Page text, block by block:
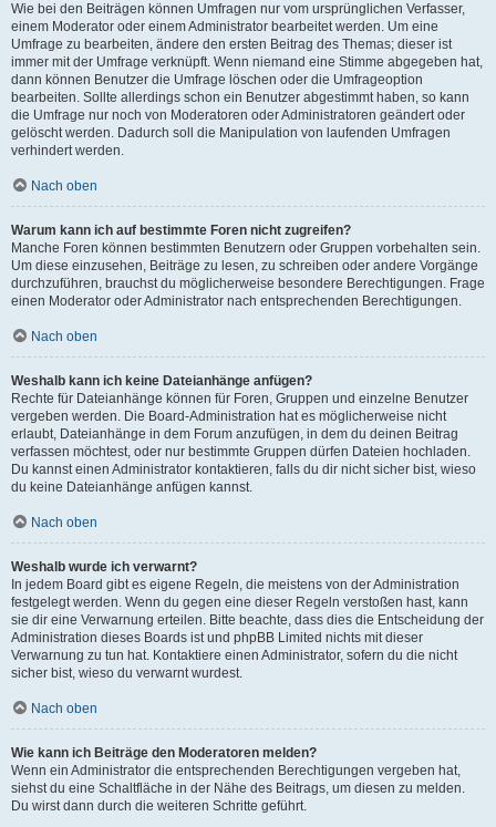
Wie bei den Beiträgen können Umfragen nur vom ursprünglichen Verfasser,
einem Moderator oder einem Administrator bearbeitet werden. Um eine
Umfrage zu bearbeiten, ändere den ersten Beitrag des Themas; dieser ist
immer mit der Umfrage verknüpft. Wenn niemand eine Stimme abgegeben hat,
dann können Benutzer die Umfrage löschen oder die Umfrageoption
bearbeiten. Sollte allerdings schon ein Benutzer abgestimmt haben, so kann
die Umfrage nur noch von Moderatoren oder Administratoren geändert oder
gelöscht werden. Dadurch soll die Manipulation von laufenden Umfragen
verhindert werden.
Nach oben
Warum kann ich auf bestimmte Foren nicht zugreifen?
Manche Foren können bestimmten Benutzern oder Gruppen vorbehalten sein.
Um diese einzusehen, Beiträge zu lesen, zu schreiben oder andere Vorgänge
durchzuführen, brauchst du möglicherweise besondere Berechtigungen. Frage
einen Moderator oder Administrator nach entsprechenden Berechtigungen.
Nach oben
Weshalb kann ich keine Dateianhänge anfügen?
Rechte für Dateianhänge können für Foren, Gruppen und einzelne Benutzer
vergeben werden. Die Board-Administration hat es möglicherweise nicht
erlaubt, Dateianhänge in dem Forum anzufügen, in dem du deinen Beitrag
verfassen möchtest, oder nur bestimmte Gruppen dürfen Dateien hochladen.
Du kannst einen Administrator kontaktieren, falls du dir nicht sicher bist, wieso
du keine Dateianhänge anfügen kannst.
Nach oben
Weshalb wurde ich verwarnt?
In jedem Board gibt es eigene Regeln, die meistens von der Administration
festgelegt werden. Wenn du gegen eine dieser Regeln verstoßen hast, kann
sie dir eine Verwarnung erteilen. Bitte beachte, dass dies die Entscheidung der
Administration dieses Boards ist und phpBB Limited nichts mit dieser
Verwarnung zu tun hat. Kontaktiere einen Administrator, sofern du die nicht
sicher bist, wieso du verwarnt wurdest.
Nach oben
Wie kann ich Beiträge den Moderatoren melden?
Wenn ein Administrator die entsprechenden Berechtigungen vergeben hat,
siehst du eine Schaltfläche in der Nähe des Beitrags, um diesen zu melden.
Du wirst dann durch die weiteren Schritte geführt.